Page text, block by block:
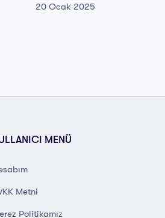
20 Ocak 2025
MENÜ
Metni
Politikamız